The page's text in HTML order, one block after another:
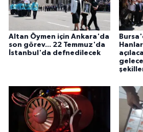
Altan Öymen için Ankara'da
son görev... 22 Temmuz'da
İstanbul'da defnedilecek